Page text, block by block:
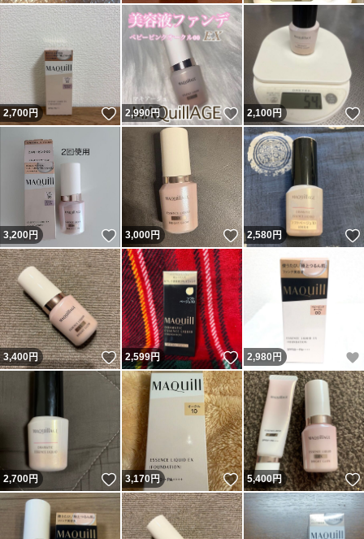
2,700円 いいね！
2,990円 いいね！
2,100円
3,200円 いいね！
3,000円 いいね！
2,580円
3,400円 いいね！
2,599円 いいね！
2,980 円
2,700円 いいね！
3,170円 いいね！
5,400円